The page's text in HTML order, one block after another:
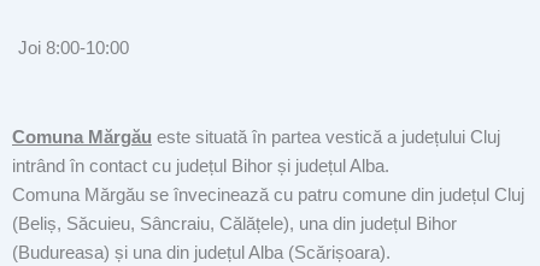
Joi 8:00-10:00
Comuna Mărgău este situată în partea vestică a județului Cluj
intrând în contact cu județul Bihor și județul Alba.
Comuna Mărgău se învecinează cu patru comune din județul Cluj
(Beliș, Săcuieu, Sâncraiu, Călățele), una din județul Bihor
(Budureasa) și una din județul Alba (Scărișoara).